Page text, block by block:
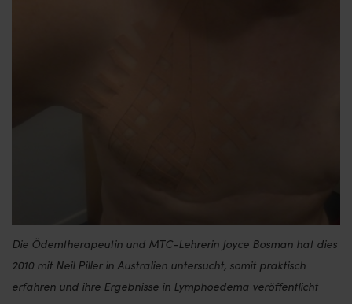
Die Ödemtherapeutin und MTC-Lehrerin Joyce Bosman hat dies
2010 mit Neil Piller in Australien untersucht, somit praktisch
erfahren und ihre Ergebnisse in Lymphoedema veröffentlicht